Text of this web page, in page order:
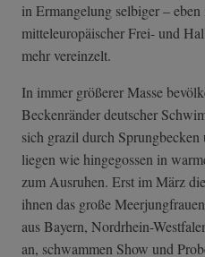
in Ermangelung selbiger –
mitteleuropäischer Frei- und
mehr vereinzelt.
In immer größerer Masse
Beckenränder deutscher
sich grazil durch
liegen wie hingegossen in
zum Ausruhen. Erst im März
ihnen das große
aus Bayern, Nordrhein-
an, schwammen Show und